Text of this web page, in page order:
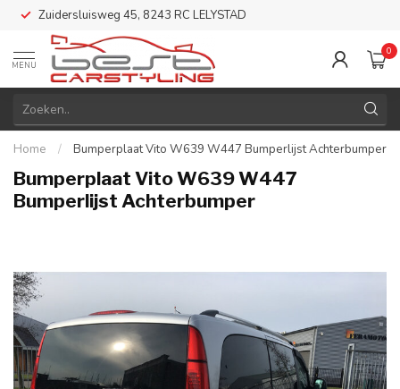
Zuidersluisweg 45, 8243 RC LELYSTAD
MENU
0
Home / Bumperplaat Vito W639 W447 Bumperlijst Achterbumper
Bumperplaat Vito W639 W447
Bumperlijst Achterbumper